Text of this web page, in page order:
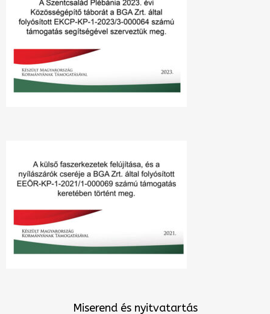
Miserend és nyitvatartás